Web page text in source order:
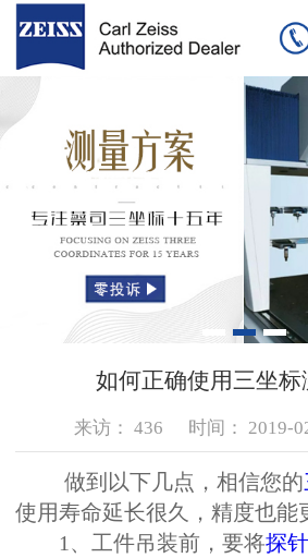
如何正确使用三坐标
来访： 436 时间： 2019-
做到以下几点，相信您的
使用寿命延长很久，精度也能
1、工件吊装前，要将探针